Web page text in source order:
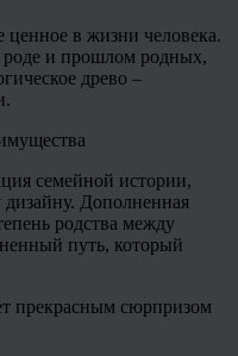
ценное в жизни человека.
роде и прошлом родных,
древо –
семейной истории,
Дополненная
родства между
путь, который
прекрасным сюрпризом